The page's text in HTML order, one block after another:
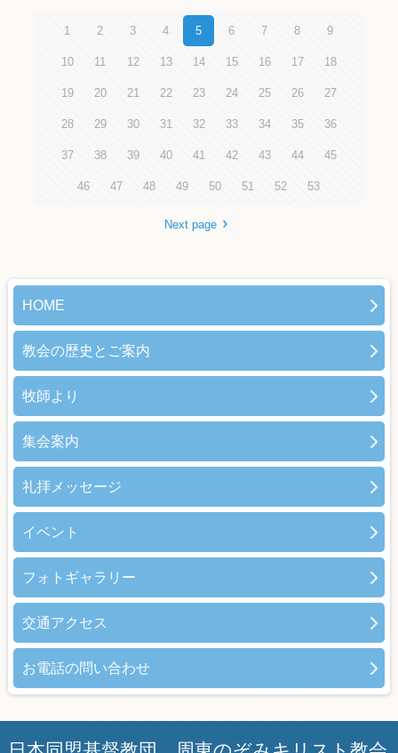
1 2 3 4 5 6 7 8 9
10 11 12 13 14 15 16 17 18
19 20 21 22 23 24 25 26 27
28 29 30 31 32 33 34 35 36
37 38 39 40 41 42 43 44 45
46 47 48 49 50 51 52 53
Next page
HOME
教会の歴史とご案内
牧師より
集会案内
礼拝メッセージ
イベント
フォトギャラリー
交通アクセス
お電話の問い合わせ